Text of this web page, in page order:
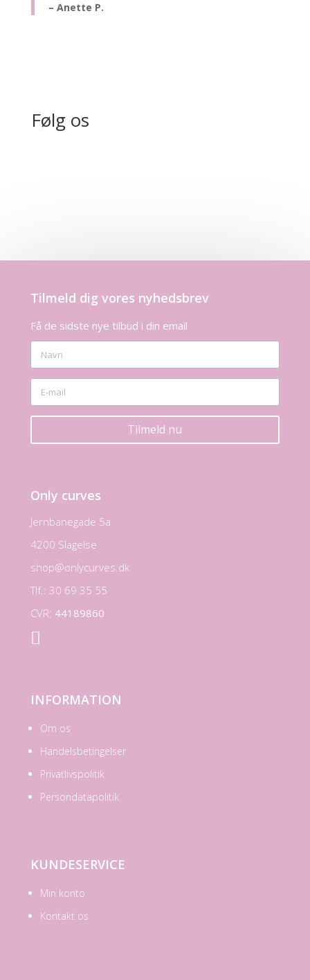
– Anette P.
Følg os
Tilmeld dig vores nyhedsbrev
Få de sidste nye tilbud i din email
Tilmeld nu
Only curves
Jernbanegade 5a
4200 Slagelse
shop@onlycurves.dk
Tlf.: 30 69 35 55
CVR: 44189860

INFORMATION
Om os
Handelsbetingelser
Privatlivspolitik
Persondatapolitik
KUNDESERVICE
Min konto
Kontakt os